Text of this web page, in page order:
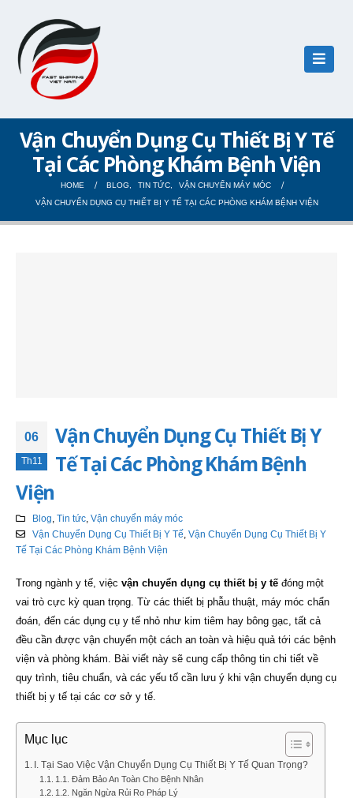
Vận Chuyển Dụng Cụ Thiết Bị Y Tế
Tại Các Phòng Khám Bệnh Viện
HOME BLOG TIN TỨC,
VẬN CHUYỂN MÁY MÓC
VẬN CHUYỂN DỤNG CỤ THIẾT BỊ Y TẾ TẠI CÁC PHÒNG KHÁM BỆNH VIỆN
06
Th11
Vận Chuyển Dụng Cụ Thiết Bị Y
Tế Tại Các Phòng Khám Bệnh
Viện
Blog Tin tức, Vận chuyển máy móc
Vận Chuyển Dụng Cụ Thiết Bị Y Tế Vận Chuyển Dụng Cụ Thiết Bị Y
Tế Tại Các Phòng Khám Bệnh Viện
Trong ngành y tế, việc vận chuyển dụng cụ thiết bị y tế đóng một
vai trò cực kỳ quan trọng. Từ các thiết bị phẫu thuật, máy móc chẩn
đoán, đến các dụng cụ y tế nhỏ như kim tiêm hay bông gạc, tất cả
đều cần được vận chuyển một cách an toàn và hiệu quả tới các bệnh
viện và phòng khám. Bài viết này sẽ cung cấp thông tin chi tiết về
quy trình, tiêu chuẩn, và các yếu tố cần lưu ý khi vận chuyển dụng cụ
thiết bị y tế tại các cơ sở y tế.
Mục lục
I. Tại Sao Việc Vận Chuyển Dụng Cụ Thiết Bị Y Tế Quan Trọng?
1.1. Đảm Bảo An Toàn Cho Bệnh Nhân
1.2. Ngăn Ngừa Rủi Ro Pháp Lý